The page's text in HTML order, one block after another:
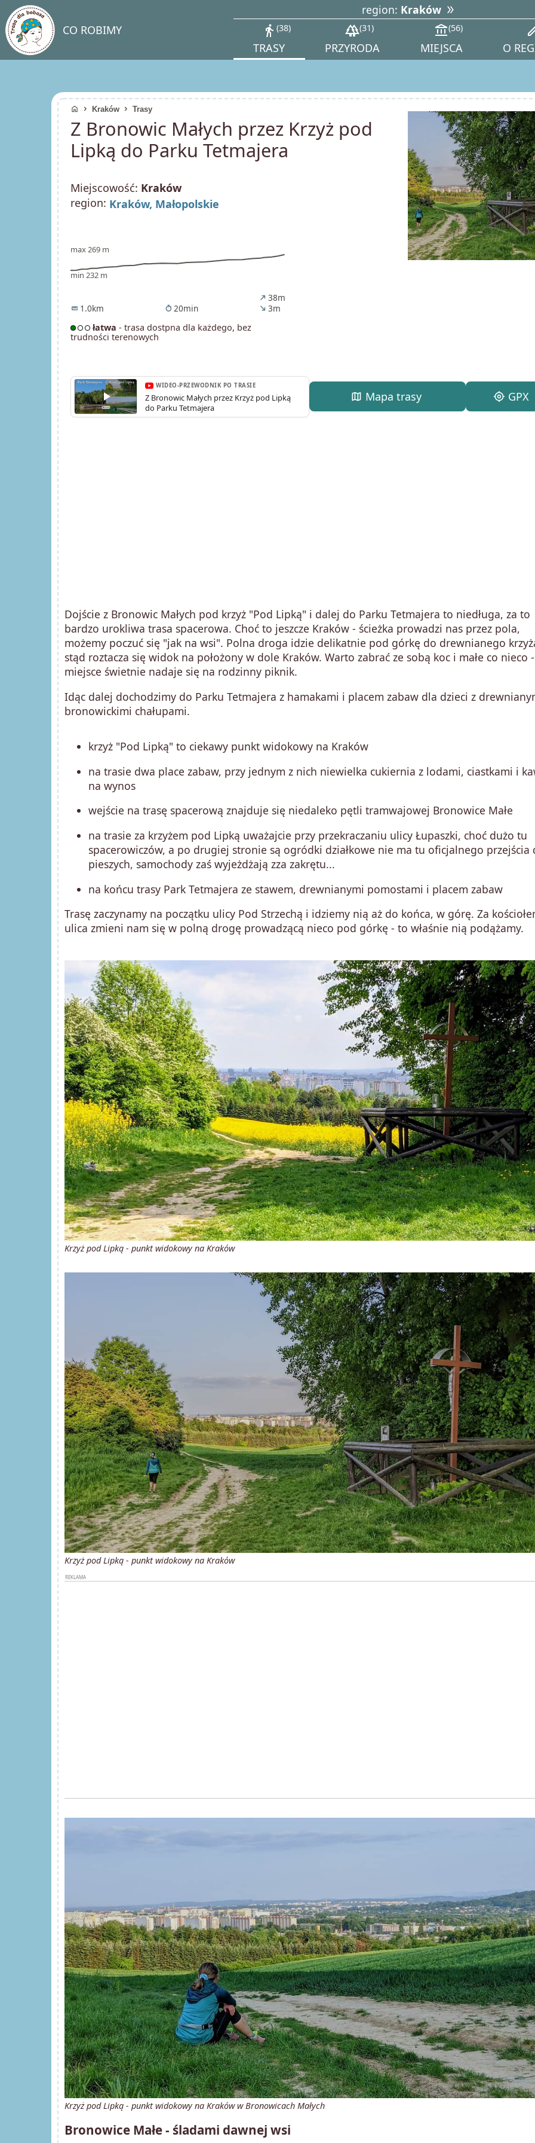
CO ROBIMY
region: Kraków
directions_walk 38
TRASY
forest 31
PRZYRODA
account_balance 56
MIEJSCA O
home chevron_right Kraków chevron_right Trasy
Z Bronowic Małych przez Krzyż pod
Lipką do Parku Tetmajera
Miejscowość: Kraków
region: Kraków, Małopolskie
max 269 m
min 232 m
straighten 1.0km timer 20min
north_east38m
south_east3m
łatwa - trasa dostpna dla każdego, bez
trudności terenowych
WIDEO-PRZEWODNIK PO TRASIE
Z Bronowic Małych przez Krzyż pod Lipką
do Parku Tetmajera
map Mapa trasy my_location GPX
Dojście z Bronowic Małych pod krzyż "Pod Lipką" i dalej do Parku Tetmajera to niedługa, za to
bardzo urokliwa trasa spacerowa. Choć to jeszcze Kraków - ścieżka prowadzi nas przez pola,
możemy poczuć się "jak na wsi". Polna droga idzie delikatnie pod górkę do drewnianego
stąd roztacza się widok na położony w dole Kraków. Warto zabrać ze sobą koc i małe co nieco -
miejsce świetnie nadaje się na rodzinny piknik.
Idąc dalej dochodzimy do Parku Tetmajera z hamakami i placem zabaw dla dzieci z
bronowickimi chałupami.
krzyż "Pod Lipką" to ciekawy punkt widokowy na Kraków
na trasie dwa place zabaw, przy jednym z nich niewielka cukiernia z lodami, ciastkami i
na wynos
wejście na trasę spacerową znajduje się niedaleko pętli tramwajowej Bronowice Małe
na trasie za krzyżem pod Lipką uważajcie przy przekraczaniu ulicy Łupaszki, choć dużo tu
spacerowiczów, a po drugiej stronie są ogródki działkowe nie ma tu oficjalnego przejścia
pieszych, samochody zaś wyjeżdżają zza zakrętu...
na końcu trasy Park Tetmajera ze stawem, drewnianymi pomostami i placem zabaw
Trasę zaczynamy na początku ulicy Pod Strzechą i idziemy nią aż do końca, w górę. Za
ulica zmieni nam się w polną drogę prowadzącą nieco pod górkę - to właśnie nią podążamy.
Krzyż pod Lipką - punkt widokowy na Kraków
Krzyż pod Lipką - punkt widokowy na Kraków
Krzyż pod Lipką - punkt widokowy na Kraków w Bronowicach Małych
Bronowice Małe - śladami dawnej wsi